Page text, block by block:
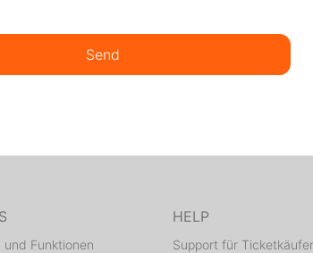
Send
und Funktionen
HELP
Support für Ticketkäufer